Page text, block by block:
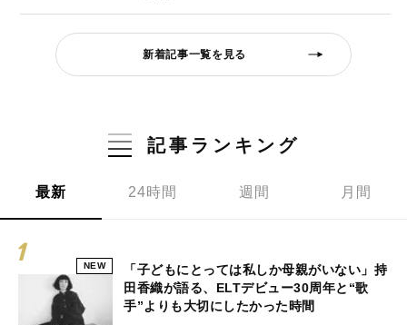
新着記事一覧を見る
記事ランキング
最新 24時間 週間 月間
NEW
「子どもにとっては私しか母親がいない」持
田香織が語る、ELTデビュー30周年と“歌
手”よりも大切にしたかった時間